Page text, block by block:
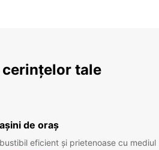
tale
de oraș
eficient și prietenoase cu mediul